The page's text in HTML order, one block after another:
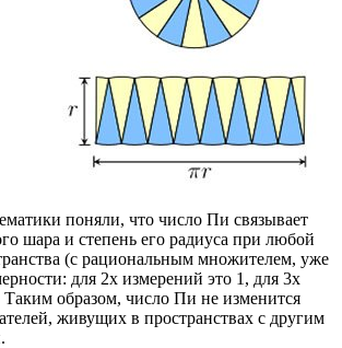
поняли, что число Пи связывает
шара и степень его радиуса при любой
(с рациональным множителем, уже
для 2х измерений это 1, для 3х
образом, число Пи не изменится
живущих в пространствах с другим